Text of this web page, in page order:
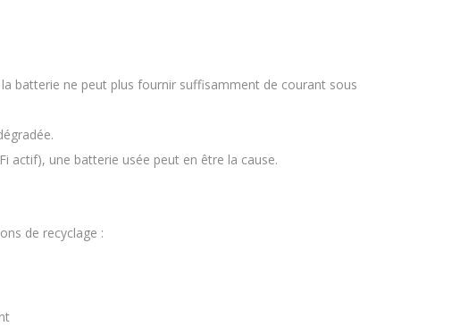
batterie ne peut plus fournir suffisamment de courant sous
actif), une batterie usée peut en être la cause.
de recyclage :